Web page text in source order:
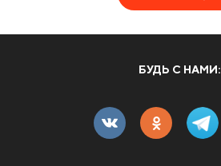
БУДЬ С НАМИ: